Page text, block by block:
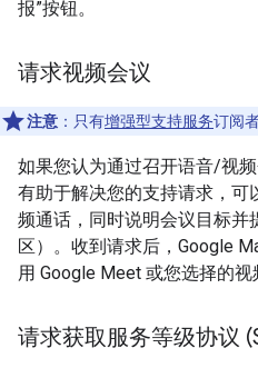
报”按钮。
请求视频会议
注意 ：只有增强型支持服务订阅
如果您认为通过召开语音/视
有助于解决您的支持请求，可
频通话，同时说明会议目标并
区）。收到请求后，Google
用 Google Meet 或您选择的视
请求获取服务等级协议